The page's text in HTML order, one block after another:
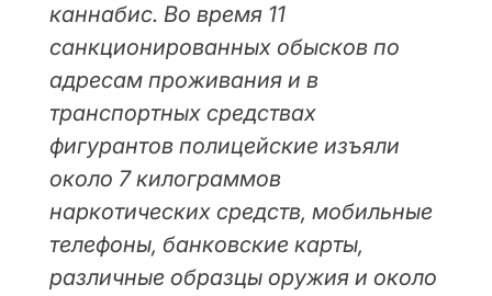
каннабис. Во время 11
санкционированных обысков по
адресам проживания и в
транспортных средствах
фигурантов полицейские изъяли
около 7 килограммов
наркотических средств, мобильные
телефоны, банковские карты,
различные образцы оружия и около